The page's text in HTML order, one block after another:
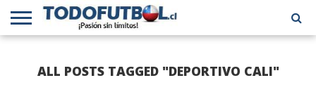
CHILENA
EN EL
MUNDO
INTERNACIONAL
ALL POSTS TAGGED "DEPORTIVO CALI"